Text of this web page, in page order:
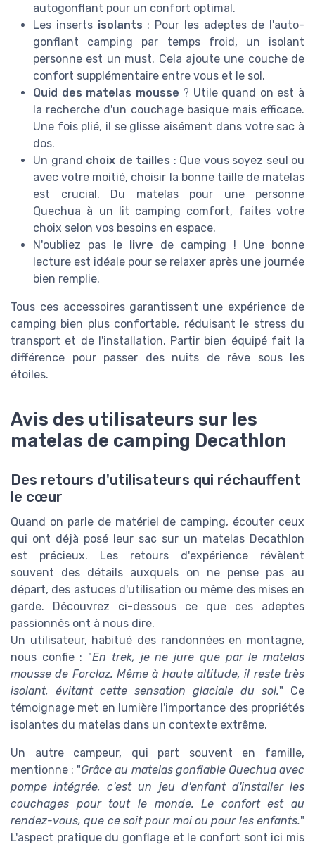
autogonflant pour un confort optimal.
Les inserts isolants : Pour les adeptes de l'auto-
gonflant camping par temps froid, un isolant
personne est un must. Cela ajoute une couche de
confort supplémentaire entre vous et le sol.
Quid des matelas mousse ? Utile quand on est à
la recherche d'un couchage basique mais efficace.
Une fois plié, il se glisse aisément dans votre sac à
dos.
Un grand choix de tailles : Que vous soyez seul ou
avec votre moitié, choisir la bonne taille de matelas
est crucial. Du matelas pour une personne
Quechua à un lit camping comfort, faites votre
choix selon vos besoins en espace.
N'oubliez pas le
livre de camping ! Une bonne
lecture est idéale pour se relaxer après une journée
bien remplie.
Tous ces accessoires garantissent une expérience de
camping bien plus confortable, réduisant le stress du
transport et de l'installation. Partir bien équipé fait la
différence pour passer des nuits de rêve sous les
étoiles.
Avis des utilisateurs sur les
matelas de camping Decathlon
Des retours d'utilisateurs qui réchauffent
le cœur
Quand on parle de matériel de camping, écouter ceux
qui ont déjà posé leur sac sur un matelas Decathlon
est précieux. Les retours d'expérience révèlent
souvent des détails auxquels on ne pense pas au
départ, des astuces d'utilisation ou même des mises en
garde. Découvrez ci-dessous ce que ces adeptes
passionnés ont à nous dire.
Un utilisateur, habitué des randonnées en montagne,
nous confie : "En trek, je ne jure que par le matelas
mousse de Forclaz. Même à haute altitude, il reste très
isolant, évitant cette sensation glaciale du sol." Ce
témoignage met en lumière l'importance des propriétés
isolantes du matelas dans un contexte extrême.
Un autre campeur, qui part souvent en famille,
mentionne : "Grâce au matelas gonflable Quechua avec
pompe intégrée, c'est un jeu d'enfant d'installer les
couchages pour tout le monde. Le confort est au
rendez-vous, que ce soit pour moi ou pour les enfants."
L'aspect pratique du gonflage et le confort sont ici mis